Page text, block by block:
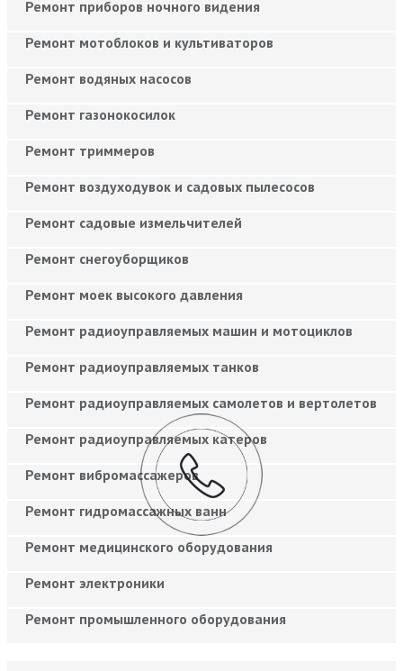
Ремонт приборов ночного видения
Ремонт мотоблоков и культиваторов
Ремонт водяных насосов
Ремонт газонокосилок
Ремонт триммеров
Ремонт воздуходувок и садовых пылесосов
Ремонт садовые измельчителей
Ремонт снегоуборщиков
Ремонт моек высокого давления
Ремонт радиоуправляемых машин и мотоциклов
Ремонт радиоуправляемых танков
Ремонт радиоуправляемых самолетов и вертолетов
Ремонт радиоуправляемых катеров
Ремонт вибромассажеров
Ремонт гидромассажных ванн
Ремонт медицинского оборудования
Ремонт электроники
Ремонт промышленного оборудования